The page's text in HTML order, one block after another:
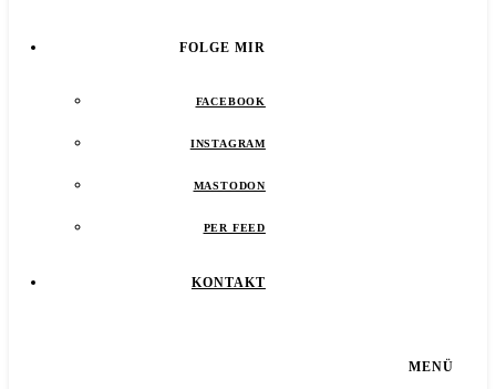
FOLGE MIR
FACEBOOK
INSTAGRAM
MASTODON
PER FEED
KONTAKT
MENÜ